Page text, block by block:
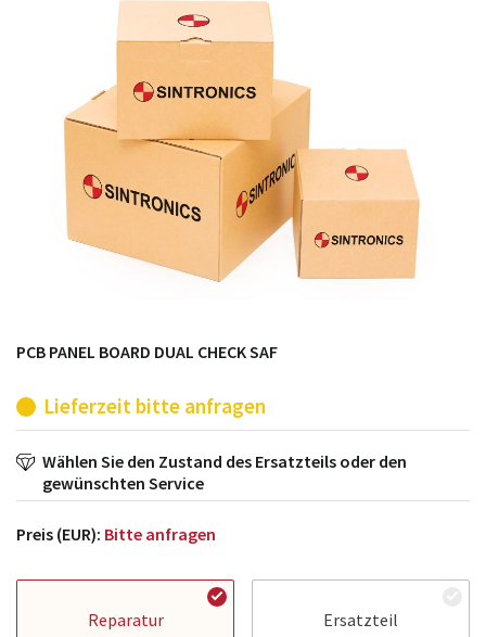
möglich. SINTRONICS ist dann ihr Partner, der
entweder die alten Baugruppen technisch hochwertig
repariert oder ihnen die abgekündigten Baugruppen
aus dem eigenen Lager ersetzt.
PCB PANEL BOARD DUAL CHECK SAF
Lieferzeit bitte anfragen
Wählen Sie den Zustand des Ersatzteils oder den
gewünschten Service
Preis (EUR): Bitte anfragen
Reparatur Ersatzteil